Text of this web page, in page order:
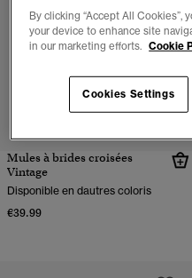
Mules à brides croisées
Vintage
Disponible en dautres coloris
€39.99
By clicking “Accept All Cookies”,
your device to enhance site
in our marketing efforts. Cookie
Cookies Settings